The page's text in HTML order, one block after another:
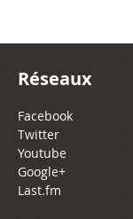
Réseaux
Facebook
Twitter
Youtube
Google+
Last.fm